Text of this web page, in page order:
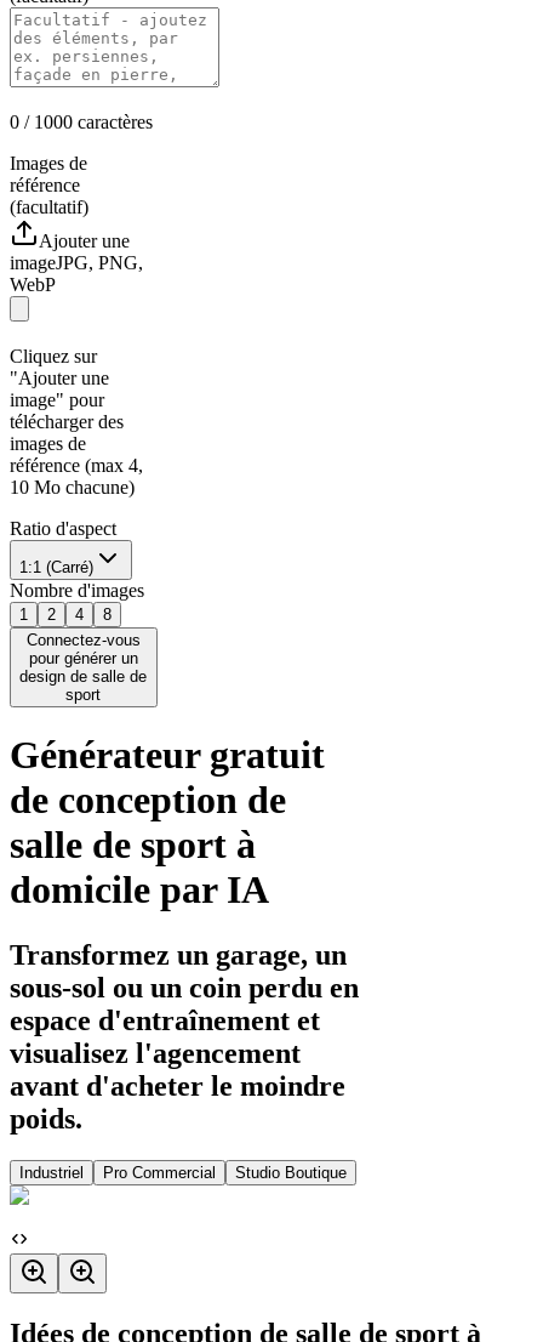
0 / 1000 caractères
Images de
référence
(facultatif)
Ajouter une
imageJPG, PNG,
WebP
Cliquez sur
"Ajouter une
image" pour
télécharger des
images de
référence (max 4,
10 Mo chacune)
Ratio d'aspect
1:1 (Carré)
Nombre d'images
1 2 4
8
Connectez-vous
pour générer un
design de salle de
sport
Générateur gratuit
de conception de
salle de sport à
domicile par IA
Transformez un garage, un
sous-sol ou un coin perdu en
espace d'entraînement et
visualisez l'agencement
avant d'acheter le moindre
poids.
Industriel Pro Commercial Studio Boutique
Idées de conception de salle de sport à